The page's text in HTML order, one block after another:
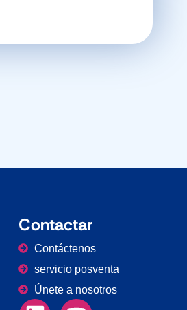
Contactar
Contáctenos
servicio posventa
Únete a nosotros